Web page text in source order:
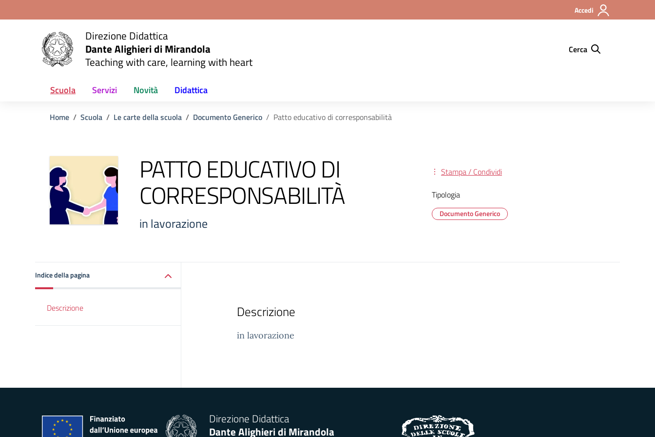
Accedi
Direzione Didattica
Dante Alighieri di Mirandola
Teaching with care, learning with heart
Cerca
Scuola Servizi Novità Didattica
Home Scuola Le carte della scuola Documento Generico Patto educativo di corresponsabilità
PATTO EDUCATIVO DI
CORRESPONSABILITÀ
in lavorazione
Stampa / Condividi
Tipologia
Documento Generico
Indice della pagina
Descrizione Descrizione
in lavorazione
Direzione Didattica
Dante Alighieri di Mirandola